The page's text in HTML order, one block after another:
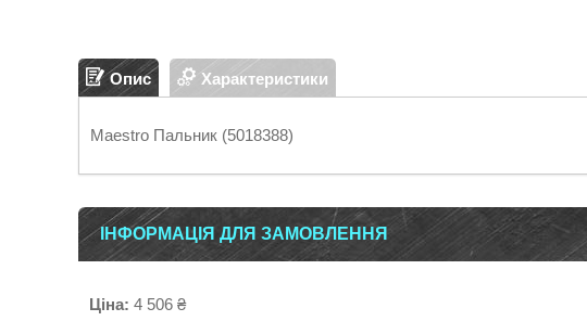
Опис Характеристики
Maestro Пальник (5018388)
ІНФОРМАЦІЯ ДЛЯ ЗАМОВЛЕННЯ
Ціна: 4 506 ₴